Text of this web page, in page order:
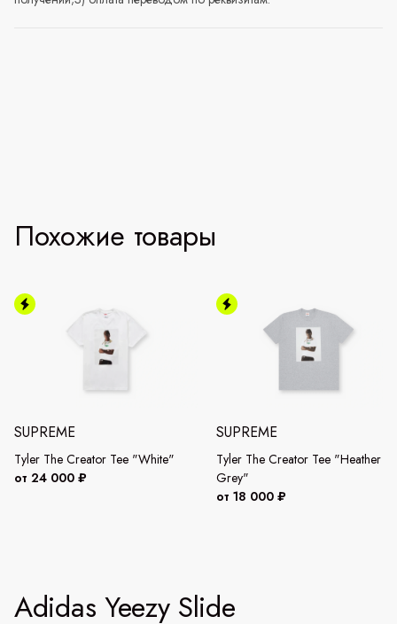
Похожие товары
SUPREME
Tyler The Creator Tee "White"
от 24 000 ₽
SUPREME
Tyler The Creator Tee "Heather
Grey"
от 18 000 ₽
Adidas Yeezy Slide